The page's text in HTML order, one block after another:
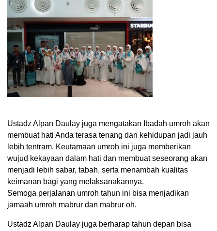
Ustadz Alpan Daulay juga mengatakan Ibadah umroh akan
membuat hati Anda terasa tenang dan kehidupan jadi jauh
lebih tentram. Keutamaan umroh ini juga memberikan
wujud kekayaan dalam hati dan membuat seseorang akan
menjadi lebih sabar, tabah, serta menambah kualitas
keimanan bagi yang melaksanakannya.
Semoga perjalanan umroh tahun ini bisa menjadikan
jamaah umroh mabrur dan mabrur oh.
Ustadz Alpan Daulay juga berharap tahun depan bisa